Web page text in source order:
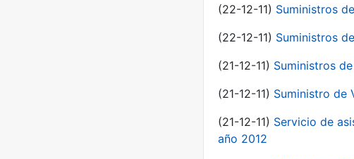
(22-12-11) Suministros
(22-12-11) Suministros
(21-12-11) Suministros
(21-12-11) Suministro de
(21-12-11) Servicio de
año 2012